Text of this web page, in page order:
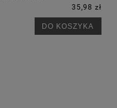
35,98 zł
DO KOSZYKA